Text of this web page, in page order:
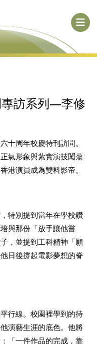
訪系列—李修
十周年校慶特刊訪問。
氣形象與紮實演技闖蕩
港演員成為雙料影帝。
特別提到當年在學校鑽
與那份「放手讓他嘗
，並提到工科精神「願
日後撐起電影夢想的脊
行線。校園裡學到的待
演藝生涯的底色。他將
「一件作品的完成，靠